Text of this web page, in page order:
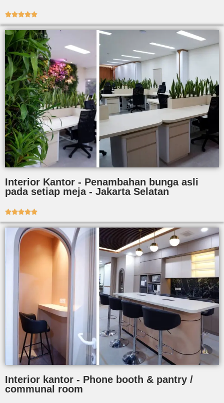

Interior Kantor - Penambahan bunga asli
pada setiap meja - Jakarta Selatan

Interior kantor - Phone booth & pantry /
communal room